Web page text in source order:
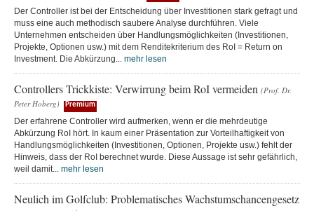
Der Controller ist bei der Entscheidung über Investitionen stark gefragt und
muss eine auch methodisch saubere Analyse durchführen. Viele
Unternehmen entscheiden über Handlungsmöglichkeiten (Investitionen,
Projekte, Optionen usw.) mit dem Renditekriterium des RoI = Return on
Investment. Die Abkürzung... mehr lesen
Controllers Trickkiste: Verwirrung beim RoI vermeiden (Prof. Dr.
Peter Hoberg)
Premium
Der erfahrene Controller wird aufmerken, wenn er die mehrdeutige
Abkürzung RoI hört. In kaum einer Präsentation zur Vorteilhaftigkeit von
Handlungsmöglichkeiten (Investitionen, Optionen, Projekte usw.) fehlt der
Hinweis, dass der RoI berechnet wurde. Diese Aussage ist sehr gefährlich,
weil damit... mehr lesen
Neulich im Golfclub: Problematisches Wachstumschancengesetz